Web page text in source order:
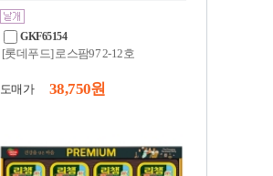
GKF65154
[롯데푸드] 로스팜97 2-12호
도매가 38,750 원